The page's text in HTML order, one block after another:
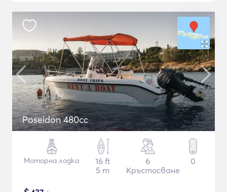
Poseidon 480cc
Моторна лодка
16 ft
5 m
6
Кръстосване
0